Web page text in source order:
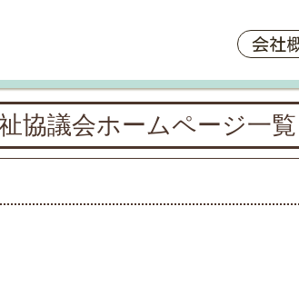
会社
協議会ホームページ一覧